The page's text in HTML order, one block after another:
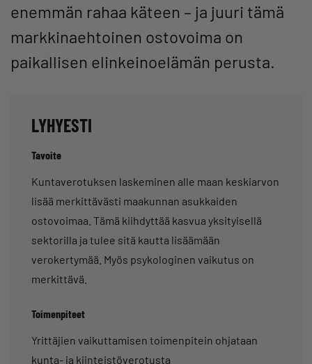
enemmän rahaa käteen – ja juuri tämä
markkinaehtoinen ostovoima on
paikallisen elinkeinoelämän perusta.
LYHYESTI
Tavoite
Kuntaverotuksen laskeminen alle maan keskiarvon
lisää merkittävästi maakunnan asukkaiden
ostovoimaa. Tämä kiihdyttää kasvua yksityisellä
sektorilla ja tulee sitä kautta lisäämään
verokertymää. Myös psykologinen vaikutus on
merkittävä.
Toimenpiteet
Yrittäjien vaikuttamisen toimenpitein ohjataan
kunta- ja kiinteistöverotusta